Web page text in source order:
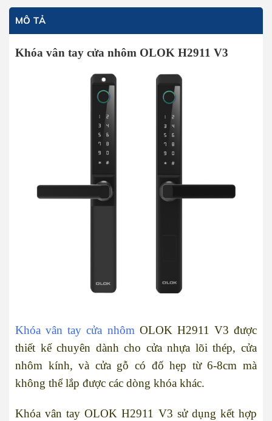
MÔ TẢ
Khóa vân tay cửa nhôm OLOK H2911 V3
Khóa vân tay cửa nhômOLOK H2911 V3 được
thiết kế chuyên dành cho cửa nhựa lõi thép, cửa
nhôm kính, và cửa gỗ có đố hẹp từ 6-8cm mà
không thể lắp được các dòng khóa khác.
Khóa vân tay OLOK H2911 V3 sử dụng kết hợp